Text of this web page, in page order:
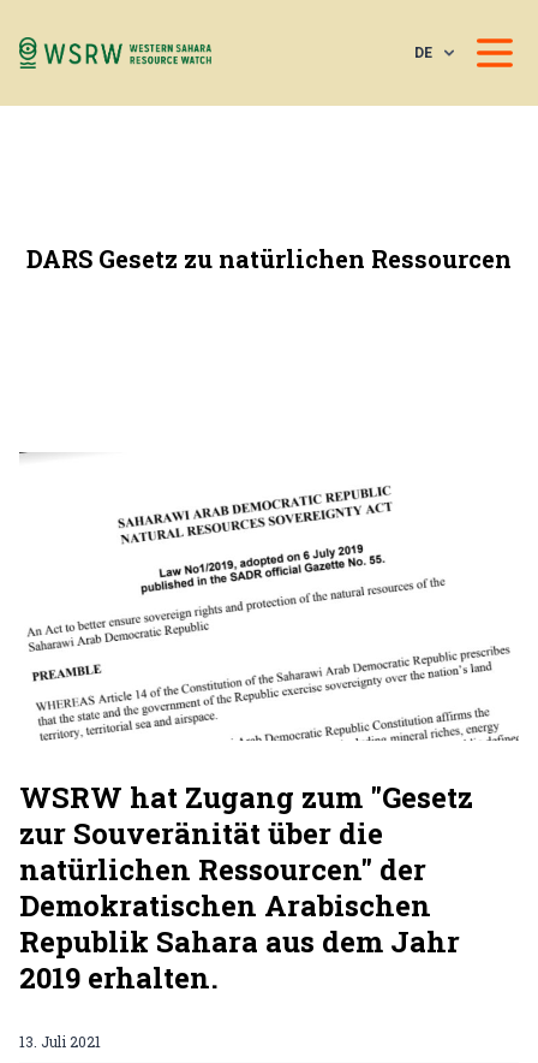
DE
DARS Gesetz zu natürlichen Ressourcen
WSRW hat Zugang zum "Gesetz
zur Souveränität über die
natürlichen Ressourcen" der
Demokratischen Arabischen
Republik Sahara aus dem Jahr
2019 erhalten.
13. Juli 2021